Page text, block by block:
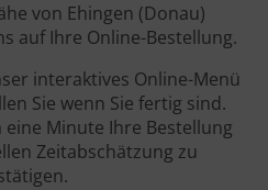
von Ehingen (Donau)
auf Ihre Online-Bestellung.
interaktives Online-Menü
Sie wenn Sie fertig sind.
Minute Ihre Bestellung
Zeitabschätzung zu